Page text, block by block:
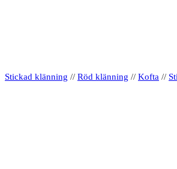
Stickad klänning // Röd klänning // Kofta //